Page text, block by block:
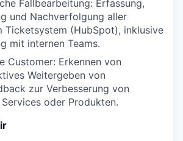
Fallbearbeitung: Erfassung,
und Nachverfolgung aller
Ticketsystem (HubSpot), inklusive
mit internen Teams.
Customer: Erkennen von
Weitergeben von
zur Verbesserung von
Services oder Produkten.